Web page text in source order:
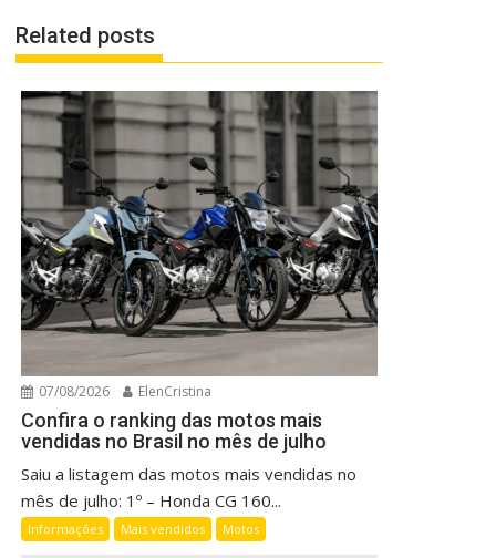
Related posts
07/08/2026 ElenCristina
Confira o ranking das motos mais
vendidas no Brasil no mês de julho
Saiu a listagem das motos mais vendidas no
mês de julho: 1º – Honda CG 160...
Informações Mais vendidos Motos